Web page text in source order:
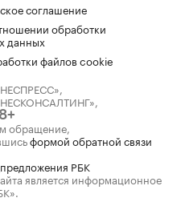
соглашение
обработки
данных
файлов cookie
обращение,
формой обратной связи
РБК
является информационное